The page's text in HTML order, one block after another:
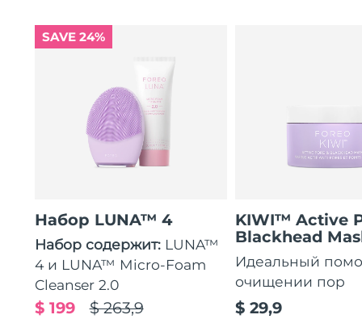
SAVE 24%
Набор LUNA™ 4
Набор содержит: LUNA™
4 и LUNA™ Micro-Foam
Cleanser 2.0
$ 263,9
$ 199
KIWI™ Active
Blackhead
Идеальный
очищении пор
$ 29,9